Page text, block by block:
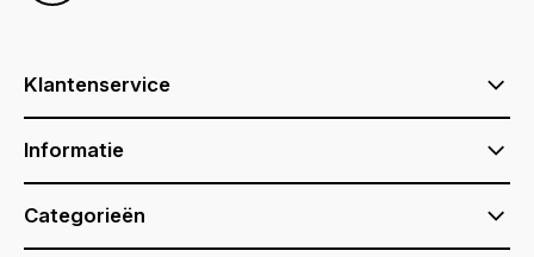
Klantenservice
Informatie
Categorieën